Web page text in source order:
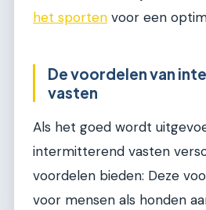
het sporten voor een
De voordelen van
vasten
Als het goed wordt
intermitterend vasten
voordelen bieden: Deze
voor mensen als honden